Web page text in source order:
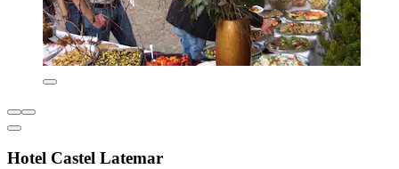
Hotel Castel Latemar